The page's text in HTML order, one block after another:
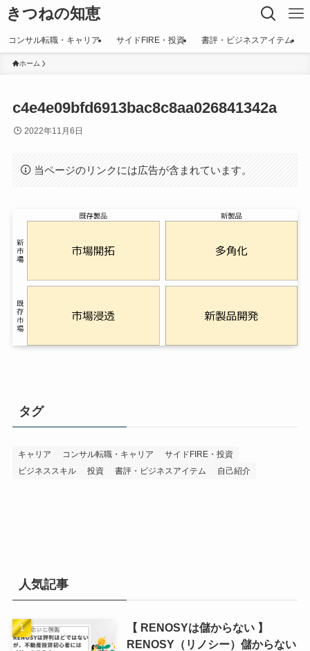
きつねの知恵
コンサル転職・キャリア サイドFIRE・投資 書評・ビジネスアイテム
ホーム
c4e4e09bfd6913bac8c8aa026841342a
2022年11月6日
当ページのリンクには広告が含まれています。
タグ
キャリア コンサル転職・キャリア
サイドFIRE・投資
ビジネススキル
投資 書評・ビジネスアイテム 自己紹介
人気記事
【 RENOSYは儲からない 】
RENOSY（リノシー）儲からない